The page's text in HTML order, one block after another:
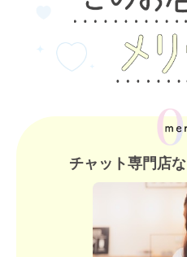
チャット専門店